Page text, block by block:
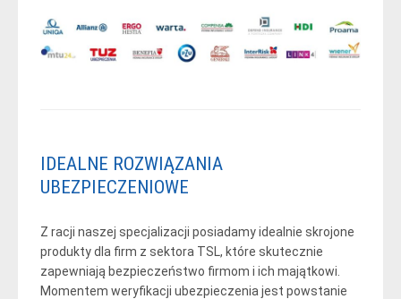
IDEALNE ROZWIĄZANIA
UBEZPIECZENIOWE
Z racji naszej specjalizacji posiadamy idealnie skrojone
produkty dla firm z sektora TSL, które skutecznie
zapewniają bezpieczeństwo firmom i ich majątkowi.
Momentem weryfikacji ubezpieczenia jest powstanie